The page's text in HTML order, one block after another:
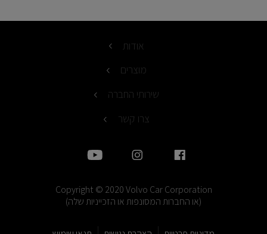
אודות
מוצרים
שירותי החברה
צרו קשר
Copyright © 2020 Volvo Car Corporation
(או החברות המסונפות או הזכייניות שלה)